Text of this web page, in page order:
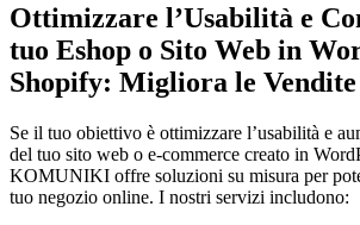
Ottimizzare l’Usabilità e
tuo Eshop o Sito Web in
Shopify: Migliora le Vendite
Se il tuo obiettivo è ottimizzare l’usabilità e
del tuo sito web o e-commerce creato in
KOMUNIKI offre soluzioni su misura per
tuo negozio online. I nostri servizi includono: